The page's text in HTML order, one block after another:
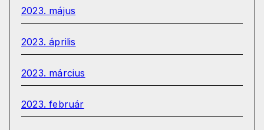
2023. május
2023. április
2023. március
2023. február